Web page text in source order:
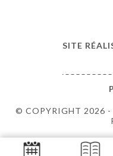
© COPYRIGHT 2026 -
SITE